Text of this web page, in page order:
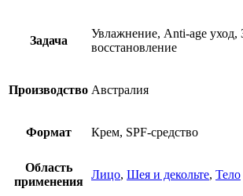
Задача
Увлажнение, Anti-age
восстановление
Производство Австралия
Формат Крем, SPF-средство
Область
применения
Лицо, Шея и декольте, Тело